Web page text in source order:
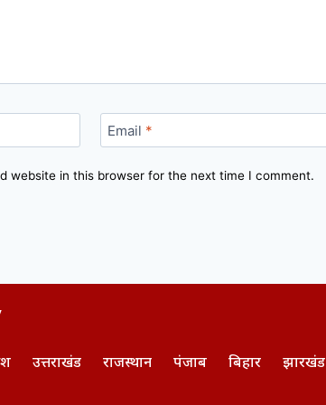
Email *
website in this browser for the next time I comment.
उत्तराखंड राजस्थान पंजाब बिहार झारखंड